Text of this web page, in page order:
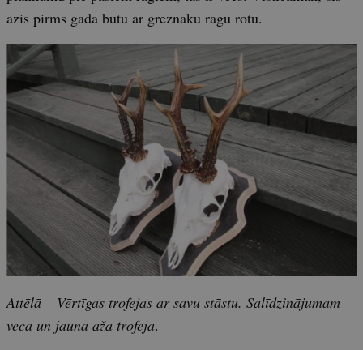
āzis pirms gada būtu ar greznāku ragu rotu.
Attēlā – Vērtīgas trofejas ar savu stāstu. Salīdzinājumam –
veca un jauna āža trofeja.